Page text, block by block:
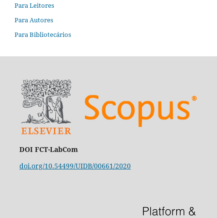
Para Leitores
Para Autores
Para Bibliotecários
DOI FCT-LabCom
doi.org/10.54499/UIDB/00661/2020